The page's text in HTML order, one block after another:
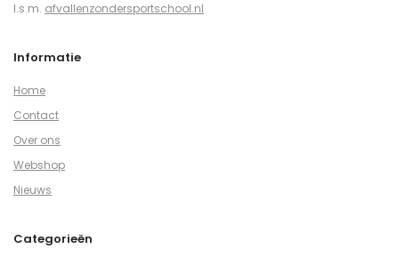
I.s.m. afvallenzondersportschool.nl
Informatie
Home
Contact
Over ons
Webshop
Nieuws
Categorieën